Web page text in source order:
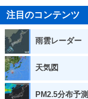
注目のコンテンツ
雨雲レーダー
天気図
PM2.5分布予測